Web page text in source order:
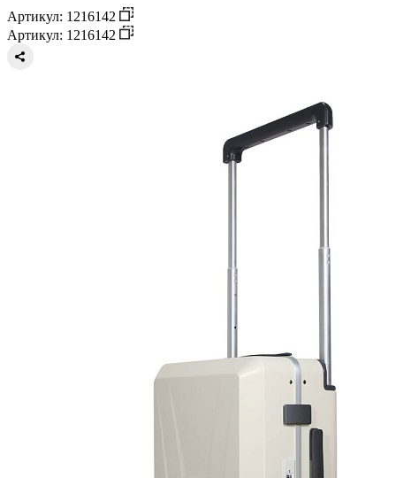
Артикул: 1216142
Артикул: 1216142